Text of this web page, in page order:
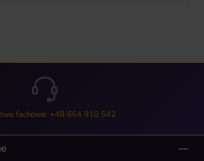
fachowe: +48 664 910 542